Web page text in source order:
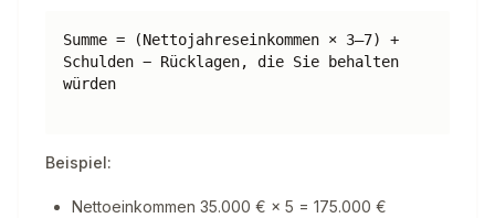
Summe = (Nettojahreseinkommen × 3–7) +
Schulden − Rücklagen, die Sie behalten
würden
Beispiel:
Nettoeinkommen 35.000 € × 5 = 175.000 €